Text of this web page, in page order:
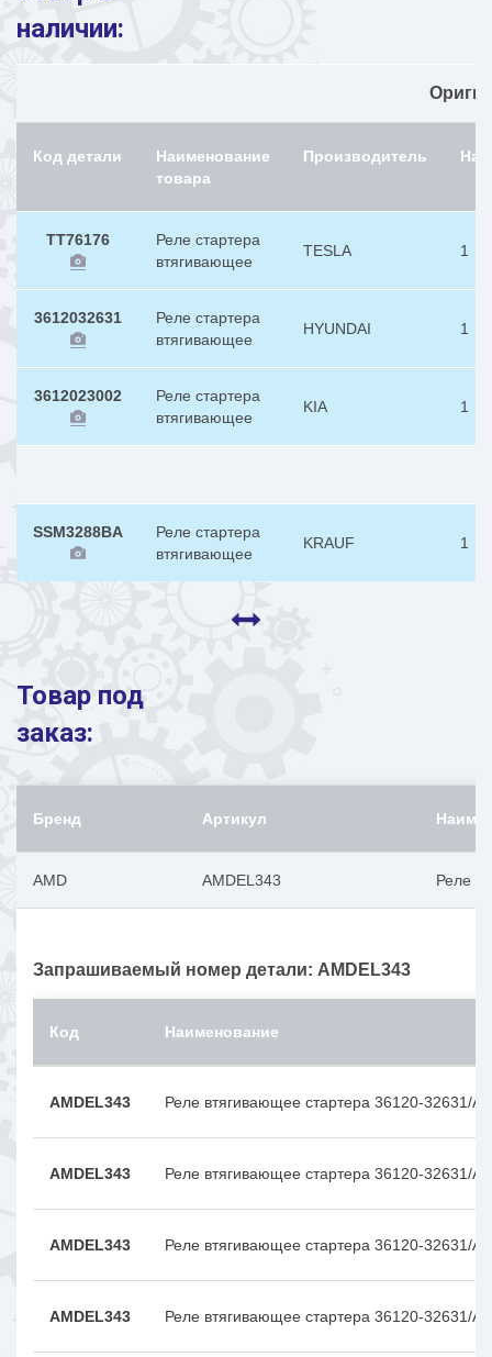
наличии:
Код детали
Наименование
товара
Производитель
TT76176
Реле стартера
втягивающее
TESLA 1
3612032631
Реле стартера
втягивающее
HYUNDAI 1
3612023002
Реле стартера
втягивающее
KIA 1
SSM3288BA
Реле стартера
втягивающее
KRAUF 1
Товар под
заказ:
Бренд Артикул
AMD AMDEL343 Реле
Запрашиваемый номер детали: AMDEL343
Код Наименование
AMDEL343 Реле втягивающее стартера 36120-32631/
AMDEL343 Реле втягивающее стартера 36120-32631/
AMDEL343 Реле втягивающее стартера 36120-32631/
AMDEL343 Реле втягивающее стартера 36120-32631/